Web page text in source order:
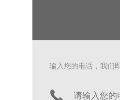
输入您的电话，我们